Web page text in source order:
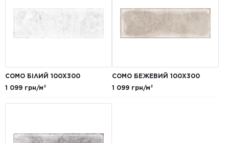
COMO БІЛИЙ 100X300
1 099 грн/м²
COMO БЕЖЕВИЙ 100X300
1 099 грн/м²